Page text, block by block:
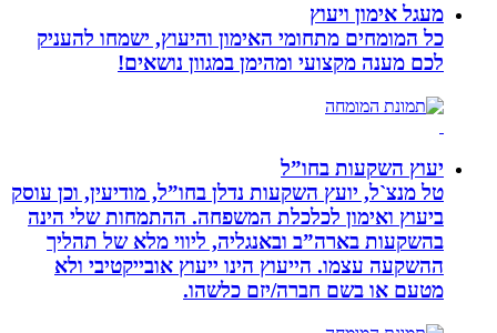
מעגל אימון ויעוץ
כל המומחים מתחומי האימון והיעוץ, ישמחו להעניק
לכם מענה מקצועי ומהימן במגוון נושאים!
יעוץ השקעות בחו”ל
טל מנצ`ל, יועץ השקעות נדלן בחו”ל, מודיעין, וכן עוסק
ביעוץ ואימון לכלכלת המשפחה. ההתמחות שלי הינה
בהשקעות בארה”ב ובאנגליה, ליווי מלא של תהליך
ההשקעה עצמו. הייעוץ הינו ייעוץ אובייקטיבי ולא
מטעם או בשם חברה/יזם כלשהו.